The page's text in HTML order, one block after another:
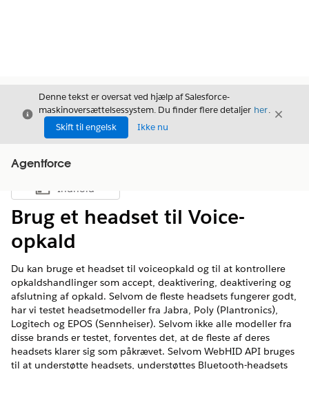
Luk
Denne tekst er oversat ved hjælp af Salesforce-
maskinoversættelsessystem. Du finder flere detaljer her.
Skift til engelsk
Ikke nu
Luk
Agentforce
Vis indholdsfortegnelse
Indhold
Brug et headset til Voice-
opkald
Du kan bruge et headset til voiceopkald og til at kontrollere
opkaldshandlinger som accept, deaktivering, deaktivering og
afslutning af opkald. Selvom de fleste headsets fungerer godt,
har vi testet headsetmodeller fra Jabra, Poly (Plantronics),
Logitech og EPOS (Sennheiser). Selvom ikke alle modeller fra
disse brands er testet, forventes det, at de fleste af deres
headsets klarer sig som påkrævet. Selvom WebHID API bruges
til at understøtte headsets, understøttes Bluetooth-headsets